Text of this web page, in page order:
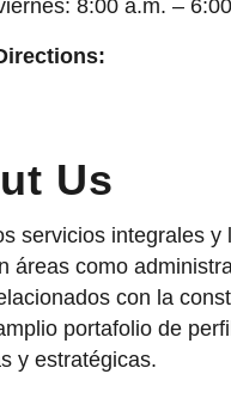
8:00 a.m. –
Us
servicios integrales
áreas como
con la
portafolio de
y estratégicas.